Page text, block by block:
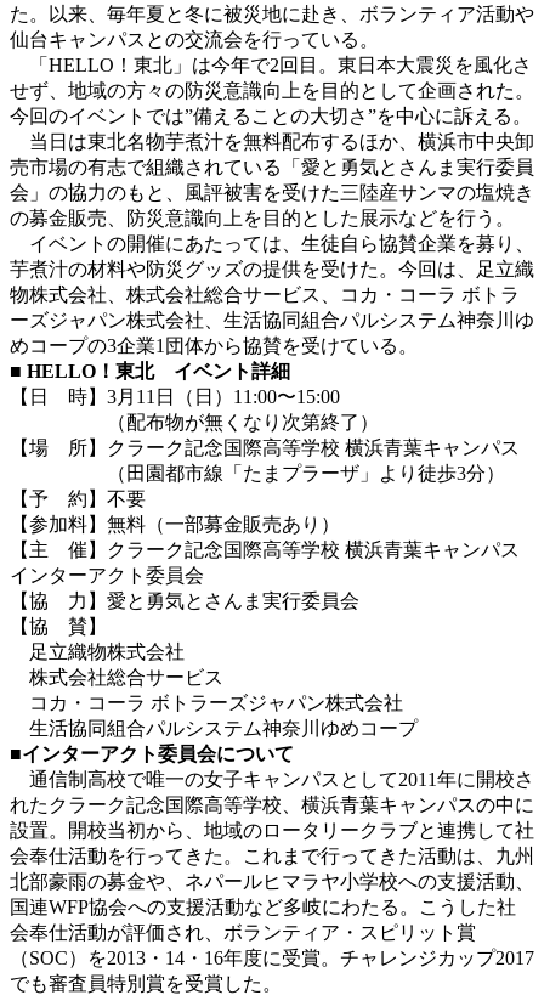
た。以来、毎年夏と冬に被災地に赴き、ボランティア活動や
仙台キャンパスとの交流会を行っている。
「HELLO！東北」は今年で2回目。東日本大震災を風化さ
せず、地域の方々の防災意識向上を目的として企画された。
今回のイベントでは”備えることの大切さ”を中心に訴える。
当日は東北名物芋煮汁を無料配布するほか、横浜市中央卸
売市場の有志で組織されている「愛と勇気とさんま実行委員
会」の協力のもと、風評被害を受けた三陸産サンマの塩焼き
の募金販売、防災意識向上を目的とした展示などを行う。
イベントの開催にあたっては、生徒自ら協賛企業を募り、
芋煮汁の材料や防災グッズの提供を受けた。今回は、足立織
物株式会社、株式会社総合サービス、コカ・コーラ ボトラ
ーズジャパン株式会社、生活協同組合パルシステム神奈川ゆ
めコープの3企業1団体から協賛を受けている。
■ HELLO！東北 イベント詳細
【日 時】3月11日（日）11:00〜15:00
（配布物が無くなり次第終了）
【場 所】クラーク記念国際高等学校 横浜青葉キャンパス
（田園都市線「たまプラーザ」より徒歩3分）
【予 約】不要
【参加料】無料（一部募金販売あり）
【主 催】クラーク記念国際高等学校 横浜青葉キャンパス
インターアクト委員会
【協 力】愛と勇気とさんま実行委員会
【協 賛】
足立織物株式会社
株式会社総合サービス
コカ・コーラ ボトラーズジャパン株式会社
生活協同組合パルシステム神奈川ゆめコープ
■インターアクト委員会について
通信制高校で唯一の女子キャンパスとして2011年に開校さ
れたクラーク記念国際高等学校、横浜青葉キャンパスの中に
設置。開校当初から、地域のロータリークラブと連携して社
会奉仕活動を行ってきた。これまで行ってきた活動は、九州
北部豪雨の募金や、ネパールヒマラヤ小学校への支援活動、
国連WFP協会への支援活動など多岐にわたる。こうした社
会奉仕活動が評価され、ボランティア・スピリット賞
（SOC）を2013・14・16年度に受賞。チャレンジカップ2017
でも審査員特別賞を受賞した。